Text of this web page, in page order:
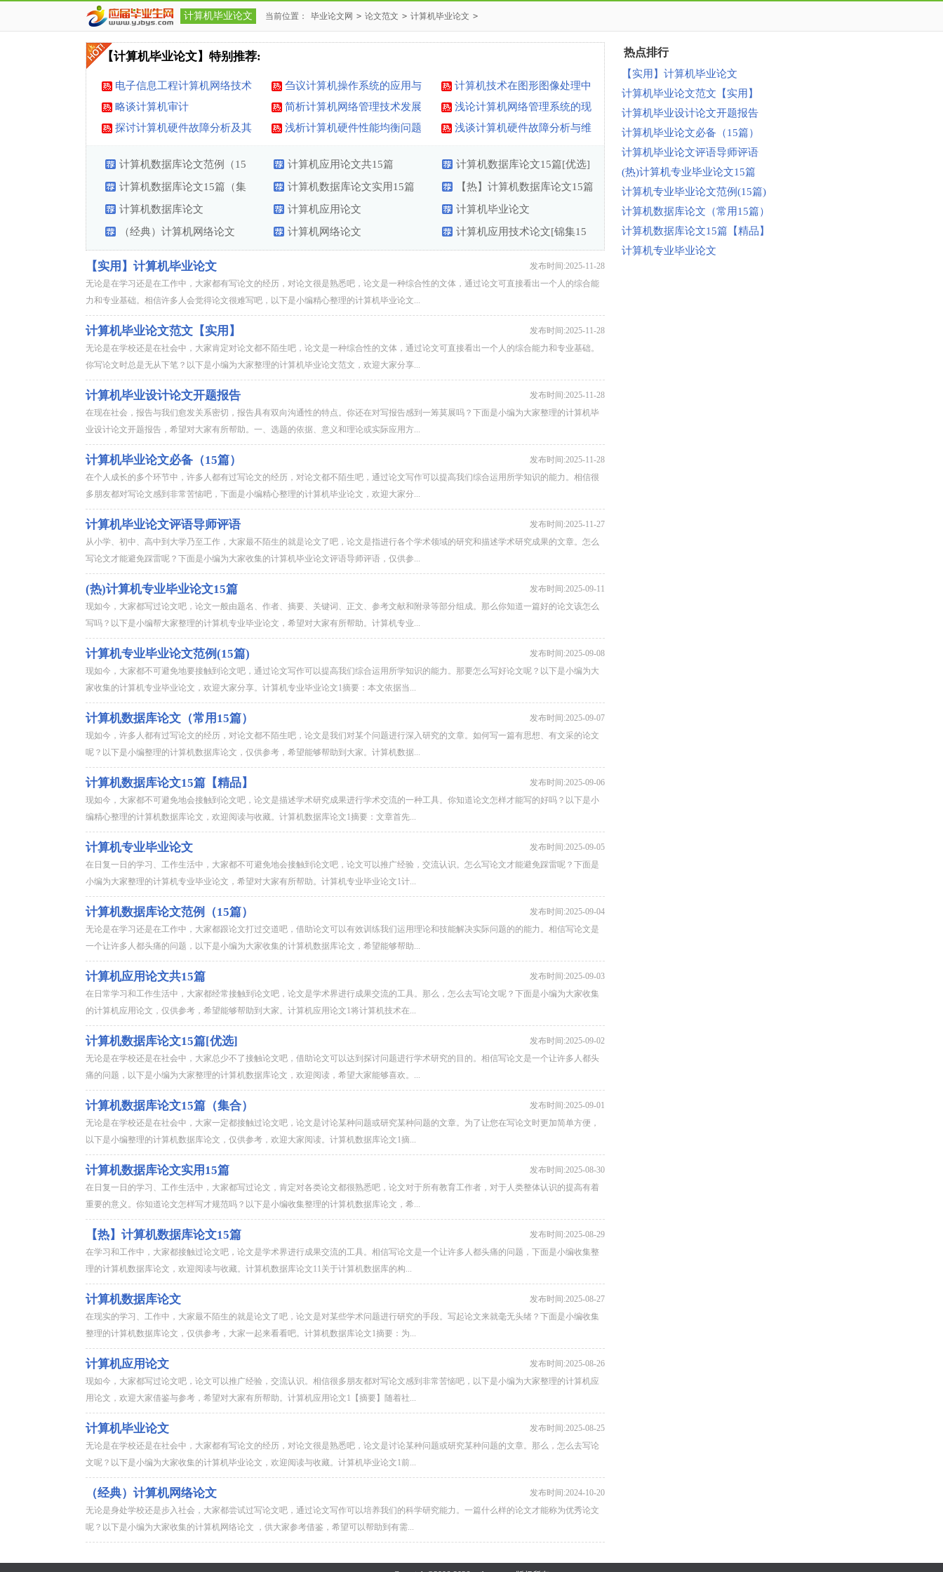
计算机毕业论文 当前位置： 毕业论文网 > 论文范文 > 计算机毕业论文 >
【计算机毕业论文】特别推荐:
电子信息工程计算机网络技术
研究
刍议计算机操作系统的应用与
发展
计算机技术在图形图像处理中
的应用研究
略谈计算机审计
简析计算机网络管理技术发展
趋势
浅论计算机网络管理系统的现
状及发展趋势
探讨计算机硬件故障分析及其
浅析计算机硬件性能均衡问题
浅谈计算机硬件故障分析与维
计算机数据库论文范例（15
篇）
计算机应用论文共15篇
计算机数据库论文15篇[优选]
计算机数据库论文15篇（集
合）
计算机数据库论文实用15篇
【热】计算机数据库论文15篇
计算机数据库论文
计算机应用论文
计算机毕业论文
（经典）计算机网络论文
计算机网络论文
计算机应用技术论文[锦集15
篇]
发布时间:2025-11-28
【实用】计算机毕业论文
无论是在学习还是在工作中，大家都有写论文的经历，对论文很是熟悉吧，论文是一种综合性的文体，通过论文可直接看出一个人的综合能
力和专业基础。相信许多人会觉得论文很难写吧，以下是小编精心整理的计算机毕业论文...
发布时间:2025-11-28
计算机毕业论文范文【实用】
无论是在学校还是在社会中，大家肯定对论文都不陌生吧，论文是一种综合性的文体，通过论文可直接看出一个人的综合能力和专业基础。
你写论文时总是无从下笔？以下是小编为大家整理的计算机毕业论文范文，欢迎大家分享...
发布时间:2025-11-28
计算机毕业设计论文开题报告
在现在社会，报告与我们愈发关系密切，报告具有双向沟通性的特点。你还在对写报告感到一筹莫展吗？下面是小编为大家整理的计算机毕
业设计论文开题报告，希望对大家有所帮助。一、选题的依据、意义和理论或实际应用方...
发布时间:2025-11-28
计算机毕业论文必备（15篇）
在个人成长的多个环节中，许多人都有过写论文的经历，对论文都不陌生吧，通过论文写作可以提高我们综合运用所学知识的能力。相信很
多朋友都对写论文感到非常苦恼吧，下面是小编精心整理的计算机毕业论文，欢迎大家分...
发布时间:2025-11-27
计算机毕业论文评语导师评语
从小学、初中、高中到大学乃至工作，大家最不陌生的就是论文了吧，论文是指进行各个学术领域的研究和描述学术研究成果的文章。怎么
写论文才能避免踩雷呢？下面是小编为大家收集的计算机毕业论文评语导师评语，仅供参...
发布时间:2025-09-11
(热)计算机专业毕业论文15篇
现如今，大家都写过论文吧，论文一般由题名、作者、摘要、关键词、正文、参考文献和附录等部分组成。那么你知道一篇好的论文该怎么
写吗？以下是小编帮大家整理的计算机专业毕业论文，希望对大家有所帮助。计算机专业...
发布时间:2025-09-08
计算机专业毕业论文范例(15篇)
现如今，大家都不可避免地要接触到论文吧，通过论文写作可以提高我们综合运用所学知识的能力。那要怎么写好论文呢？以下是小编为大
家收集的计算机专业毕业论文，欢迎大家分享。计算机专业毕业论文1摘要：本文依据当...
发布时间:2025-09-07
计算机数据库论文（常用15篇）
现如今，许多人都有过写论文的经历，对论文都不陌生吧，论文是我们对某个问题进行深入研究的文章。如何写一篇有思想、有文采的论文
呢？以下是小编整理的计算机数据库论文，仅供参考，希望能够帮助到大家。计算机数据...
发布时间:2025-09-06
计算机数据库论文15篇【精品】
现如今，大家都不可避免地会接触到论文吧，论文是描述学术研究成果进行学术交流的一种工具。你知道论文怎样才能写的好吗？以下是小
编精心整理的计算机数据库论文，欢迎阅读与收藏。计算机数据库论文1摘要：文章首先...
发布时间:2025-09-05
计算机专业毕业论文
在日复一日的学习、工作生活中，大家都不可避免地会接触到论文吧，论文可以推广经验，交流认识。怎么写论文才能避免踩雷呢？下面是
小编为大家整理的计算机专业毕业论文，希望对大家有所帮助。计算机专业毕业论文1计...
发布时间:2025-09-04
计算机数据库论文范例（15篇）
无论是在学习还是在工作中，大家都跟论文打过交道吧，借助论文可以有效训练我们运用理论和技能解决实际问题的的能力。相信写论文是
一个让许多人都头痛的问题，以下是小编为大家收集的计算机数据库论文，希望能够帮助...
发布时间:2025-09-03
计算机应用论文共15篇
在日常学习和工作生活中，大家都经常接触到论文吧，论文是学术界进行成果交流的工具。那么，怎么去写论文呢？下面是小编为大家收集
的计算机应用论文，仅供参考，希望能够帮助到大家。计算机应用论文1将计算机技术在...
发布时间:2025-09-02
计算机数据库论文15篇[优选]
无论是在学校还是在社会中，大家总少不了接触论文吧，借助论文可以达到探讨问题进行学术研究的目的。相信写论文是一个让许多人都头
痛的问题，以下是小编为大家整理的计算机数据库论文，欢迎阅读，希望大家能够喜欢。...
发布时间:2025-09-01
计算机数据库论文15篇（集合）
无论是在学校还是在社会中，大家一定都接触过论文吧，论文是讨论某种问题或研究某种问题的文章。为了让您在写论文时更加简单方便，
以下是小编整理的计算机数据库论文，仅供参考，欢迎大家阅读。计算机数据库论文1摘...
发布时间:2025-08-30
计算机数据库论文实用15篇
在日复一日的学习、工作生活中，大家都写过论文，肯定对各类论文都很熟悉吧，论文对于所有教育工作者，对于人类整体认识的提高有着
重要的意义。你知道论文怎样写才规范吗？以下是小编收集整理的计算机数据库论文，希...
发布时间:2025-08-29
【热】计算机数据库论文15篇
在学习和工作中，大家都接触过论文吧，论文是学术界进行成果交流的工具。相信写论文是一个让许多人都头痛的问题，下面是小编收集整
理的计算机数据库论文，欢迎阅读与收藏。计算机数据库论文11关于计算机数据库的构...
发布时间:2025-08-27
计算机数据库论文
在现实的学习、工作中，大家最不陌生的就是论文了吧，论文是对某些学术问题进行研究的手段。写起论文来就毫无头绪？下面是小编收集
整理的计算机数据库论文，仅供参考，大家一起来看看吧。计算机数据库论文1摘要：为...
发布时间:2025-08-26
计算机应用论文
现如今，大家都写过论文吧，论文可以推广经验，交流认识。相信很多朋友都对写论文感到非常苦恼吧，以下是小编为大家整理的计算机应
用论文，欢迎大家借鉴与参考，希望对大家有所帮助。计算机应用论文1【摘要】随着社...
发布时间:2025-08-25
计算机毕业论文
无论是在学校还是在社会中，大家都有写论文的经历，对论文很是熟悉吧，论文是讨论某种问题或研究某种问题的文章。那么，怎么去写论
文呢？以下是小编为大家收集的计算机毕业论文，欢迎阅读与收藏。计算机毕业论文1前...
发布时间:2024-10-20
（经典）计算机网络论文
无论是身处学校还是步入社会，大家都尝试过写论文吧，通过论文写作可以培养我们的科学研究能力。一篇什么样的论文才能称为优秀论文
呢？以下是小编为大家收集的计算机网络论文 ，供大家参考借鉴，希望可以帮助到有需...
热点排行
【实用】计算机毕业论文
计算机毕业论文范文【实用】
计算机毕业设计论文开题报告
计算机毕业论文必备（15篇）
计算机毕业论文评语导师评语
(热)计算机专业毕业论文15篇
计算机专业毕业论文范例(15篇)
计算机数据库论文（常用15篇）
计算机数据库论文15篇【精品】
计算机专业毕业论文